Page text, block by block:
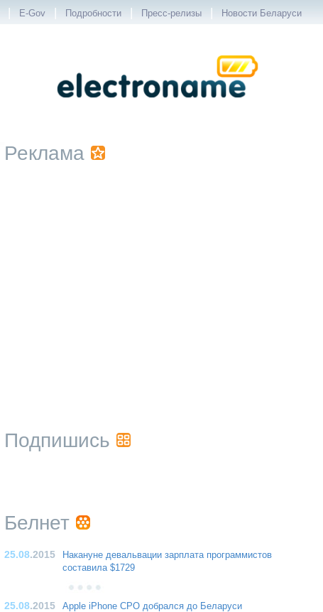
| E-Gov | Подробности | Пресс-релизы | Новости Беларуси
Реклама
Подпишись
Белнет
25.08.2015
Накануне девальвации зарплата программистов
составила $1729
25.08.2015 Apple iPhone CPO добрался до Беларуси